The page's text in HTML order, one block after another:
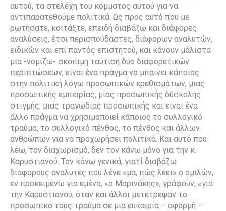
αυτού, τα στελέχη του κόμματος αυτού για να
αντιπαρατεθούμε πολιτικά. Ως προς αυτό που με
ρωτήσατε, κοιτάξτε, επειδή διαβάζω και διάφορες
αναλύσεις, έτσι περισπούδαστες, διάφορων αναλυτών,
ειδικών και επί παντός επιστητού, και κάνουν μάλιστα
μια -νομίζω- σκόπιμη ταύτιση δύο διαφορετικών
περιπτώσεων, είναι ένα πράγμα να μπαίνει κάποιος
στην πολιτική λόγω προσωπικών ερεθισμάτων, μιας
προσωπικής εμπειρίας, μιας προσωπικής δύσκολης
στιγμής, μιας τραγωδίας προσωπικής και είναι ένα
άλλο πράγμα να χρησιμοποιεί κάποιος το συλλογικό
τραύμα, το συλλογικό πένθος, το πένθος και άλλων
ανθρώπων για να προχωρήσει πολιτικά. Και αυτό που
λέω, τον διαχωρισμό, δεν τον κάνω μόνο για την κ.
Καρυστιανού. Τον κάνω γενικά, γιατί διαβάζω
διάφορους αναλυτές που λένε «μα, πώς λέει» ο ομιλών,
εν προκειμένω για εμένα, «ο Μαρινάκης», γράφουν, «για
την Καρυστιανού, όταν και άλλοι μετέτρεψαν το
προσωπικό τους τραύμα σε μια ευκαιρία – αφορμή –